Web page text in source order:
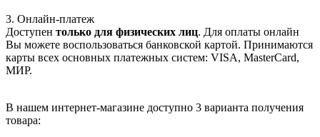
3. Онлайн-платеж
Доступен только для физических лиц. Для оплаты онлайн
Вы можете воспользоваться банковской картой. Принимаются
карты всех основных платежных систем: VISA, MasterCard,
МИР.
В нашем интернет-магазине доступно 3 варианта получения
товара: